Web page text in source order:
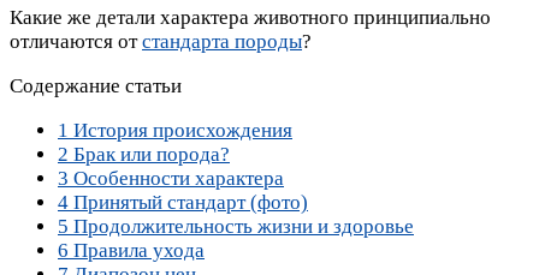
Какие же детали характера животного принципиально
отличаются отстандарта породы?
Содержание статьи
1 История происхождения
2 Брак или порода?
3 Особенности характера
4 Принятый стандарт (фото)
5 Продолжительность жизни и здоровье
6 Правила ухода